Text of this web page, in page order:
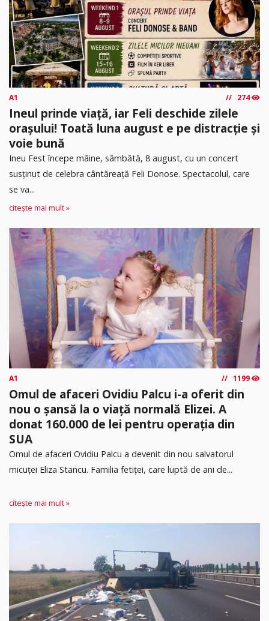
A1 274
Ineul prinde viață, iar Feli deschide zilele
orașului! Toată luna august e pe distracție și
voie bună
Ineu Fest începe mâine, sâmbătă, 8 august, cu un concert
susținut de celebra cântăreață Feli Donose. Spectacolul, care
se va...
citește mai mult »
A1 1199
Omul de afaceri Ovidiu Palcu i-a oferit din
nou o șansă la o viață normală Elizei. A
donat 160.000 de lei pentru operația din
SUA
Omul de afaceri Ovidiu Palcu a devenit din nou salvatorul
micuței Eliza Stancu. Familia fetiței, care luptă de ani de...
citește mai mult »